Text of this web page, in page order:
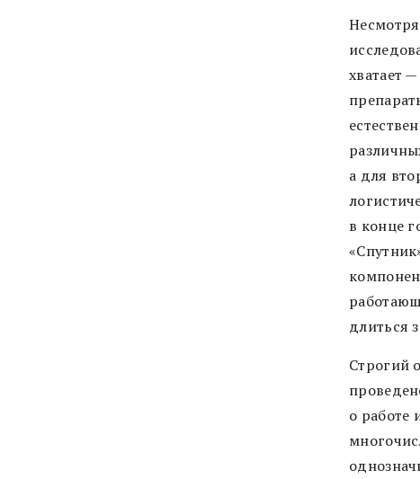
хватает
а для
в конце
длиться
Строгий
о работе